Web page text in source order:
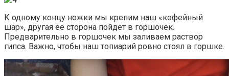
К одному концу ножки мы крепим наш «кофейный
шар», другая ее сторона пойдет в горшочек.
Предварительно в горшочек мы заливаем раствор
гипса. Важно, чтобы наш топиарий ровно стоял в горшке.